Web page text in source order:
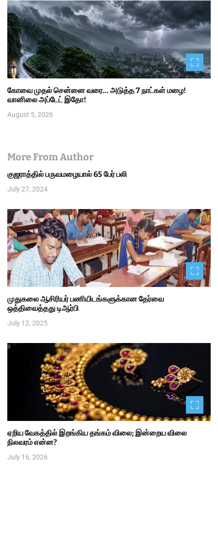
கோவை முதல் சென்னை வரை… அடுத்த 7 நாட்கள் மழை!
வானிலை அப்டேட் இதோ!
August 5, 2026
More From Author
குஜராத்தில் பருவமழையால் 65 பேர் பலி
July 27, 2024
முதுகலை ஆசிரியர் பணியிடங்களுக்கான தேர்வை
ஒத்திவைத்தது டிஆர்பி
July 12, 2025
ஏறிய வேகத்தில் இறங்கிய தங்கம் விலை; இன்றைய விலை
நிலவரம் என்ன?
July 16, 2026